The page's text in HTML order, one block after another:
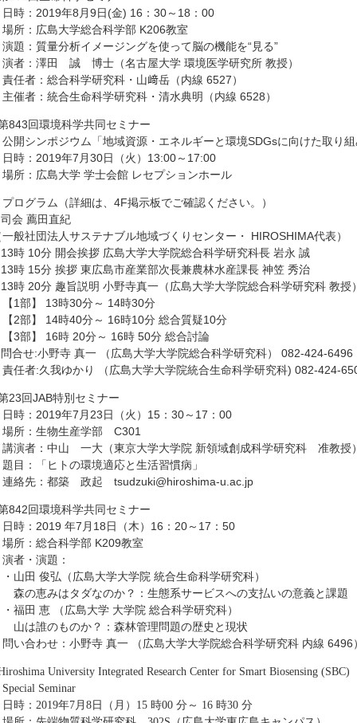
時：2019年8月9日(金) 16：30～18：00
所：広島大学総合科学部 K206教室
題：質量分析イメージングを使って脳の機能を“見る”
者：澤田 誠 博士（名古屋大学 環境医学研究所 教授）
任者：総合科学研究科・山﨑岳（内線 6527）
催者：統合生命科学研究科・清水典明（内線 6528）
843回環境科学共同セミナー
開シンポジウム「地域資源・エネルギーと環境SDGsに向けた取り組
時：2019年7月30日（火）13:00～17:00
所：広島大学 学士会館 レセプションホール
ログラム（詳細は、4F掲示板でご確認ください。）
会 薦田直紀
一般社団法人サステナブル地域づくりセンター・ HIROSHIMA代表）
時 10分 開会挨拶 広島大学大学院総合科学研究科長 岩永 誠
時 15分 挨拶 東広島市産業部次長兼農林水産課長 神笠 秀治
時 20分 趣旨説明 小野寺真一（広島大学大学院総合科学研究科 教授）
1部】 13時30分～ 14時30分
2部】 14時40分～ 16時10分 総合質疑10分
3部】 16時 20分～ 16時 50分 総合討論
合せ:小野寺 真一 （広島大学大学院総合科学研究科） 082-424-6496
任者:久我ゆかり （広島大学大学院統合生命科学研究科) 082-424-
23回JAB特別セミナー
時：2019年7月23日（火）15：30～17：00
所：生物生産学部 C301
演者：中山 一大（東京大学大学院 新領域創成科学研究科 准教授）
目：「ヒトの環境適応と生活習慣病」
絡先：都築 政起 tsudzuki@hiroshima-u.ac.jp
842回環境科学共同セミナー
時：2019 年7月18日（木）16：20～17：50
所：総合科学部 K209教室
者・演題：
山田 俊弘（広島大学大学院 統合生命科学研究科）
の恵みはタダなのか？：生態系サービスへの支払いの意義と課題
福田 恵 （広島大学 大学院 総合科学研究科）
は誰のものか？：森林管理問題の歴史と現状
い合わせ：小野寺 真一 （広島大学大学院総合科学研究科 内線 6496
University Integrated Research Center for Smart Biosensing (SBC)
Seminar
時：2019年7月8日（月）15 時00 分～ 16 時30 分